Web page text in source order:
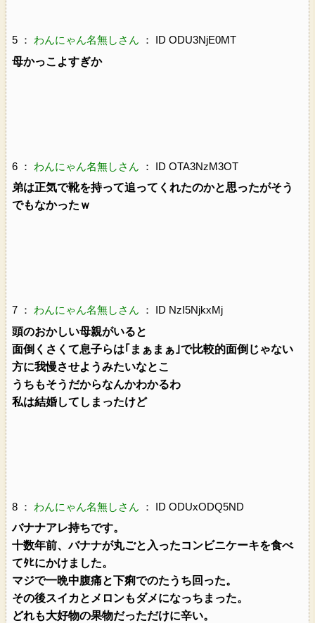
5 ： わんにゃん名無しさん ： ID ODU3NjE0MT
母かっこよすぎか
6 ： わんにゃん名無しさん ： ID OTA3NzM3OT
弟は正気で靴を持って追ってくれたのかと思ったがそう
でもなかったｗ
7 ： わんにゃん名無しさん ： ID NzI5NjkxMj
頭のおかしい母親がいると
面倒くさくて息子らは｢まぁまぁ｣で比較的面倒じゃない
方に我慢させようみたいなとこ
うちもそうだからなんかわかるわ
私は結婚してしまったけど
8 ： わんにゃん名無しさん ： ID ODUxODQ5ND
バナナアレ持ちです。
十数年前、バナナが丸ごと入ったコンビニケーキを食べ
てﾀﾋにかけました。
マジで一晩中腹痛と下痢でのたうち回った。
その後スイカとメロンもダメになっちまった。
どれも大好物の果物だっただけに辛い。